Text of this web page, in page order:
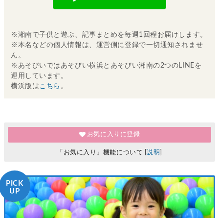
※湘南で子供と遊ぶ、記事まとめを毎週1回程お届けします。
※本名などの個人情報は、運営側に登録で一切通知されませ
ん。
※あそびいではあそびい横浜とあそびい湘南の2つのLINEを
運用しています。
横浜版はこちら 。
お気に入りに登録
「お気に入り」機能について [説明
PICK
UP